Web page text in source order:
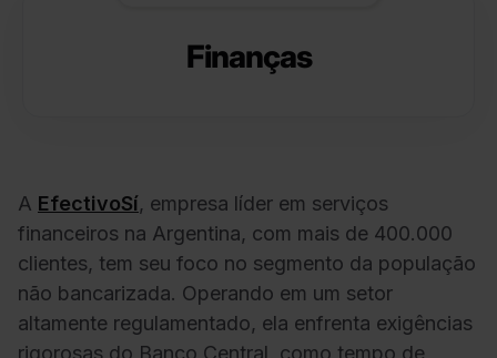
Finanças
A EfectivoSí, empresa líder em serviços
financeiros na Argentina, com mais de 400.000
clientes, tem seu foco no segmento da população
não bancarizada. Operando em um setor
altamente regulamentado, ela enfrenta exigências
rigorosas do Banco Central, como tempo de